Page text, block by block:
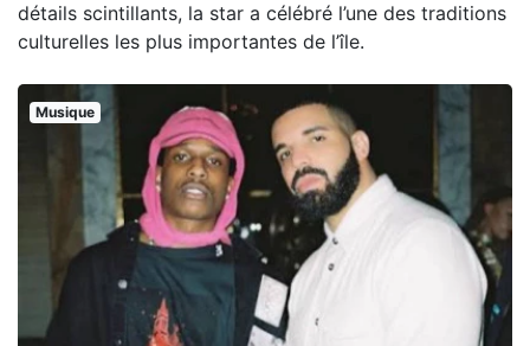
détails scintillants, la star a célébré l’une des traditions
culturelles les plus importantes de l’île.
Musique